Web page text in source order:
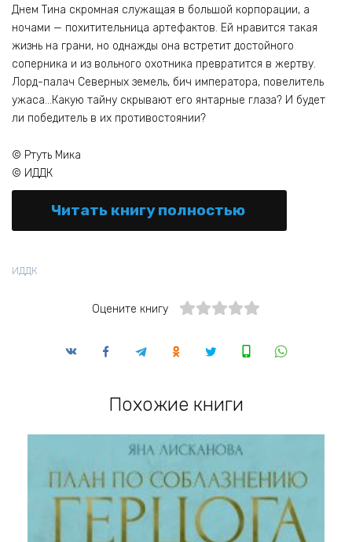
Днем Тина скромная служащая в большой корпорации, а
ночами — похитительница артефактов. Ей нравится такая
жизнь на грани, но однажды она встретит достойного
соперника и из вольного охотника превратится в жертву.
Лорд-палач Северных земель, бич императора, повелитель
ужаса…Какую тайну скрывают его янтарные глаза? И будет
ли победитель в их противостоянии?
© Ртуть Мика
© ИДДК
Читать книгу полностью
ИДДК
Оцените книгу
Похожие книги